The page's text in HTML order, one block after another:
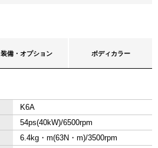
装備・オプション ボディカラー
K6A
54ps(40kW)/6500rpm
6.4kg・m(63N・m)/3500rpm